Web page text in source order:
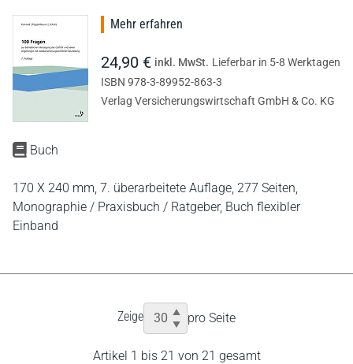
Buch
170 X 240 mm, 7. überarbeitete Auflage, 277 Seiten,
Monographie / Praxisbuch / Ratgeber, Buch flexibler
Einband
Mehr erfahren
24,90 € inkl. MwSt. Lieferbar in 5-8 Werktagen
ISBN 978-3-89952-863-3
Verlag Versicherungswirtschaft GmbH & Co. KG
Zeige pro Seite
Artikel 1 bis 21 von 21 gesamt